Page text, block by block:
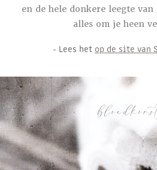
en de hele donkere leegte
alles om je heen
- Lees het op de site van